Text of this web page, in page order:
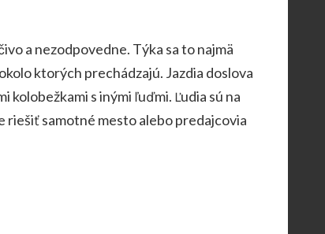
a nezodpovedne. Týka sa to najmä
ktorých prechádzajú. Jazdia doslova
s inými ľuďmi. Ľudia sú na
samotné mesto alebo predajcovia